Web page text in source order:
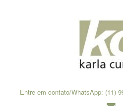
Entre em contato/WhatsApp: (11)